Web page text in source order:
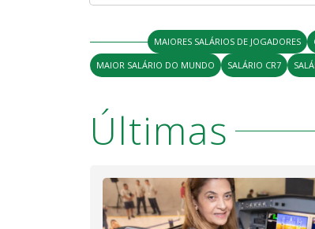
MAIORES SALÁRIOS DE JOGADORES
MAIOR SALÁRIO DO MUNDO
SALÁRIO CR7
Últimas